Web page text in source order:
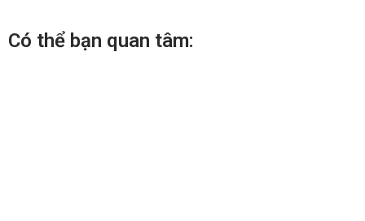
Có thể bạn quan tâm: